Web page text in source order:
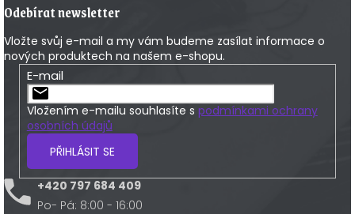
Odebírat newsletter
Vložte svůj e-mail a my vám budeme zasílat informace o
nových produktech na našem e-shopu.
E-mail
Vložením e-mailu souhlasíte s podmínkami ochrany
osobních údajů
PŘIHLÁSIT SE
+420 797 684 409
Po- Pá: 8:00 - 16:00